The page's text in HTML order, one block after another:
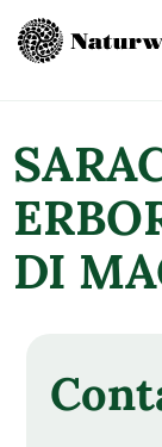
contenuto
DI